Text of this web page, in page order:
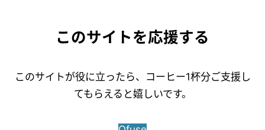
このサイトを応援する
このサイトが役に立ったら、コーヒー1杯分ご支援し
てもらえると嬉しいです。